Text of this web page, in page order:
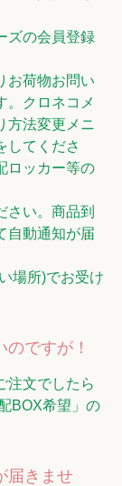
ズの会員登録
お荷物お問い
。クロネコメ
方法変更メニ
してくださ
ロッカー等の
さい。商品到
自動通知が届
場所)でお受け
ですが！
注文でしたら
BOX希望」の
届きませ